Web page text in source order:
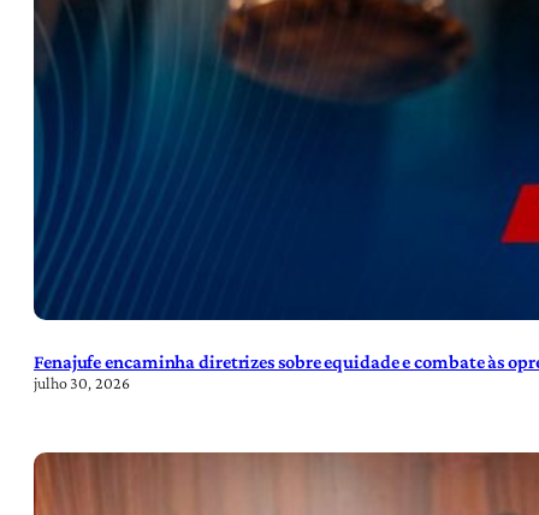
Fenajufe encaminha diretrizes sobre equidade e combate às
julho 30, 2026